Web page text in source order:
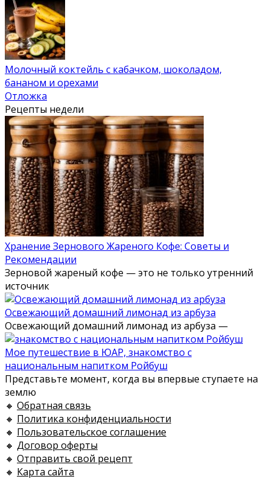
Молочный коктейль с кабачком, шоколадом,
бананом и орехами
Отложка
Рецепты недели
Хранение Зернового Жареного Кофе: Советы и
Рекомендации
Зерновой жареный кофе — это не только утренний
источник
Освежающий домашний лимонад из арбуза
Освежающий домашний лимонад из арбуза —
Мое путешествие в ЮАР, знакомство с
национальным напитком Ройбуш
Представьте момент, когда вы впервые ступаете на
землю
🔸 Обратная связь
🔸 Политика конфиденциальности
🔸 Пользовательское соглашение
🔸 Договор оферты
🔸 Отправить свой рецепт
🔸 Карта сайта